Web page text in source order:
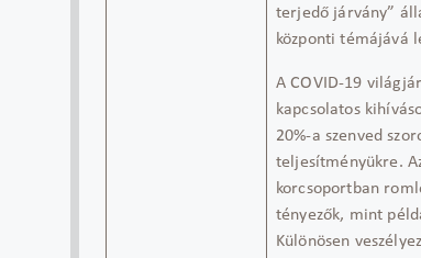
terjedő járvány”
központi témájává
A COVID-19
kapcsolatos
20%-a szenved
teljesítményükre.
korcsoportban
tényezők, mint
Különösen